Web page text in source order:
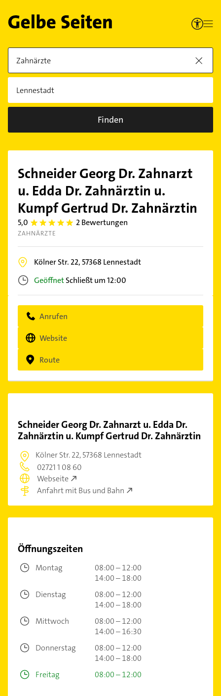
Finden
Schneider Georg Dr. Zahnarzt
u. Edda Dr. Zahnärztin u.
Kumpf Gertrud Dr. Zahnärztin
5,0 5.0 2 Bewertungen
ZAHNÄRZTE
Kölner Str. 22, 57368 Lennestadt
GeöffnetSchließt um 12:00
Anrufen
Website
Route
Schneider Georg Dr. Zahnarzt u. Edda Dr.
Zahnärztin u. Kumpf Gertrud Dr. Zahnärztin
Kölner Str. 22,57368 Lennestadt
02721 1 08 60
Webseite
Anfahrt mit Bus und Bahn
Öffnungszeiten
Montag
08:00 – 12:00
14:00 – 18:00
Dienstag
08:00 – 12:00
14:00 – 18:00
Mittwoch
08:00 – 12:00
14:00 – 16:30
Donnerstag
08:00 – 12:00
14:00 – 18:00
Freitag
08:00 – 12:00